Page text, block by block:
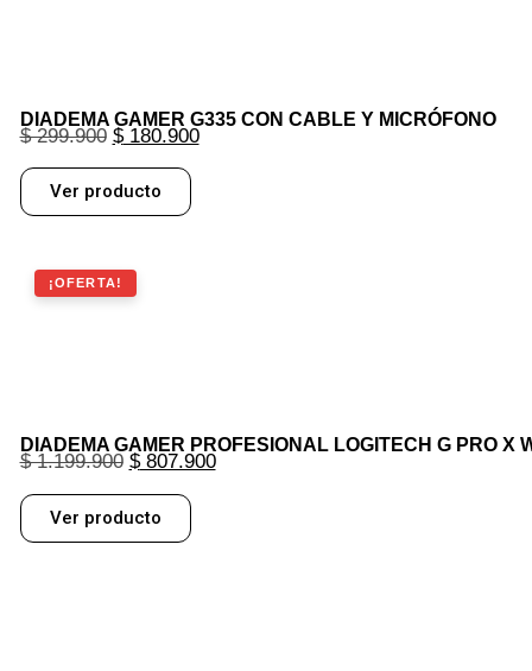
DIADEMA GAMER G335 CON CABLE Y MICRÓFONO
$299.900 $180.900
Ver producto
¡OFERTA!
DIADEMA GAMER PROFESIONAL LOGITECH G PRO X
$1.199.900 $807.900
Ver producto